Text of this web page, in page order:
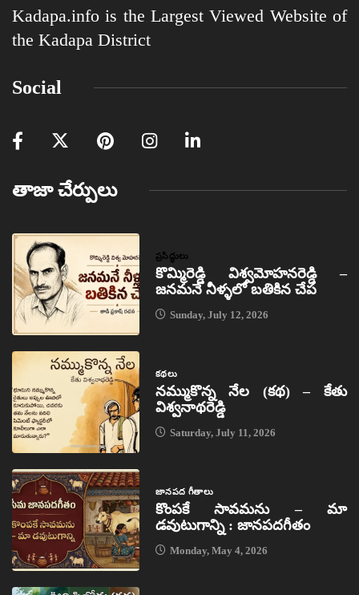
Kadapa.info is the Largest Viewed Website of
the Kadapa District
Social
తాజా చేర్పులు
ప్రసిద్ధులు
కొమ్మిరెడ్డి విశ్వమోహనరెడ్డి –
జనమనే నీళ్ళలో బతికిన చేప
Sunday, July 12, 2026
కథలు
నమ్ముకొన్న నేల (కథ) – కేతు
విశ్వనాథరెడ్డి
Saturday, July 11, 2026
జానపద గీతాలు
కొంపకే సావమను – మా
డవుటుగాన్ని : జానపదగీతం
Monday, May 4, 2026